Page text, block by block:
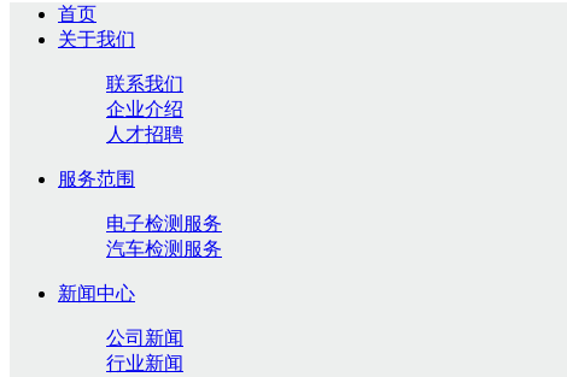
首页
关于我们
联系我们
企业介绍
人才招聘
服务范围
电子检测服务
汽车检测服务
新闻中心
公司新闻
行业新闻